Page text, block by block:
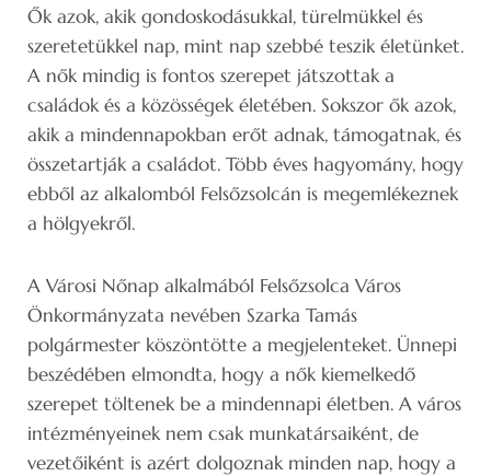
Ők azok, akik gondoskodásukkal, türelmükkel és
szeretetükkel nap, mint nap szebbé teszik életünket.
A nők mindig is fontos szerepet játszottak a
családok és a közösségek életében. Sokszor ők azok,
akik a mindennapokban erőt adnak, támogatnak, és
összetartják a családot. Több éves hagyomány, hogy
ebből az alkalomból Felsőzsolcán is megemlékeznek
a hölgyekről.
A Városi Nőnap alkalmából Felsőzsolca Város
Önkormányzata nevében Szarka Tamás
polgármester köszöntötte a megjelenteket. Ünnepi
beszédében elmondta, hogy a nők kiemelkedő
szerepet töltenek be a mindennapi életben. A város
intézményeinek nem csak munkatársaiként, de
vezetőiként is azért dolgoznak minden nap, hogy a